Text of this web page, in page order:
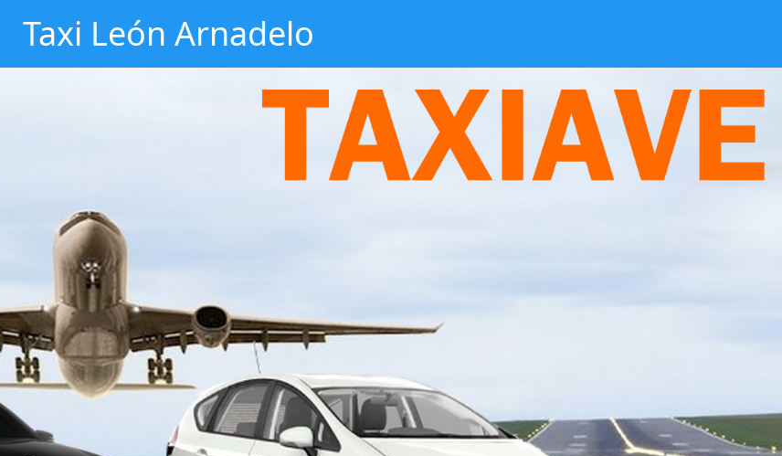
Taxi León Arnadelo